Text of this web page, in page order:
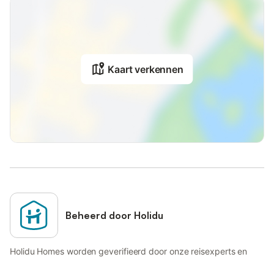
Kaart verkennen
Beheerd door Holidu
Holidu Homes worden geverifieerd door onze reisexperts en